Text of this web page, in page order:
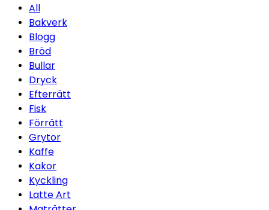
All
Bakverk
Blogg
Bröd
Bullar
Dryck
Efterrätt
Fisk
Förrätt
Grytor
Kaffe
Kakor
Kyckling
Latte Art